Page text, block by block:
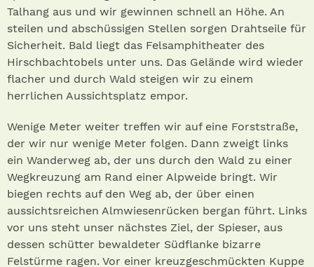
Talhang aus und wir gewinnen schnell an Höhe. An
steilen und abschüssigen Stellen sorgen Drahtseile für
Sicherheit. Bald liegt das Felsamphitheater des
Hirschbachtobels unter uns. Das Gelände wird wieder
flacher und durch Wald steigen wir zu einem
herrlichen Aussichtsplatz empor.
Wenige Meter weiter treffen wir auf eine Forststraße,
der wir nur wenige Meter folgen. Dann zweigt links
ein Wanderweg ab, der uns durch den Wald zu einer
Wegkreuzung am Rand einer Alpweide bringt. Wir
biegen rechts auf den Weg ab, der über einen
aussichtsreichen Almwiesenrücken bergan führt. Links
vor uns steht unser nächstes Ziel, der Spieser, aus
dessen schütter bewaldeter Südflanke bizarre
Felstürme ragen. Vor einer kreuzgeschmückten Kuppe